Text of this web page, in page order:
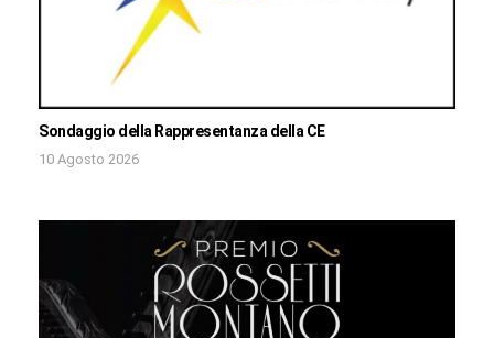
Sondaggio della Rappresentanza della CE
10 Agosto 2026